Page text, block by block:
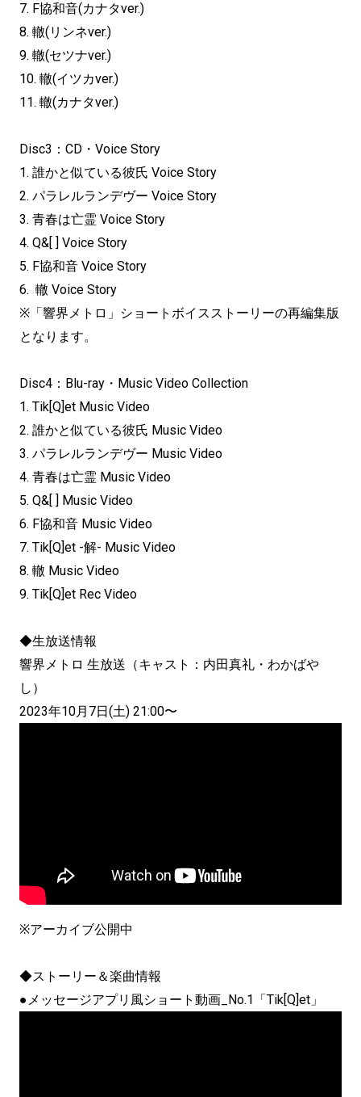
7. F協和音(カナタver.)
8. 轍(リンネver.)
9. 轍(セツナver.)
10. 轍(イツカver.)
11. 轍(カナタver.)
Disc3：CD・Voice Story
1. 誰かと似ている彼氏 Voice Story
2. パラレルランデヴー Voice Story
3. 青春は亡霊 Voice Story
4. Q&[ ] Voice Story
5. F協和音 Voice Story
6. 轍 Voice Story
※「響界メトロ」ショートボイスストーリーの再編集版
となります。
Disc4：Blu-ray・Music Video Collection
1. Tik[Q]et Music Video
2. 誰かと似ている彼氏 Music Video
3. パラレルランデヴー Music Video
4. 青春は亡霊 Music Video
5. Q&[ ] Music Video
6. F協和音 Music Video
7. Tik[Q]et -解- Music Video
8. 轍 Music Video
9. Tik[Q]et Rec Video
◆生放送情報
響界メトロ 生放送（キャスト：内田真礼・わかばや
し）
2023年10月7日(土) 21:00〜
※アーカイブ公開中
◆ストーリー＆楽曲情報
●メッセージアプリ風ショート動画_No.1「Tik[Q]et」